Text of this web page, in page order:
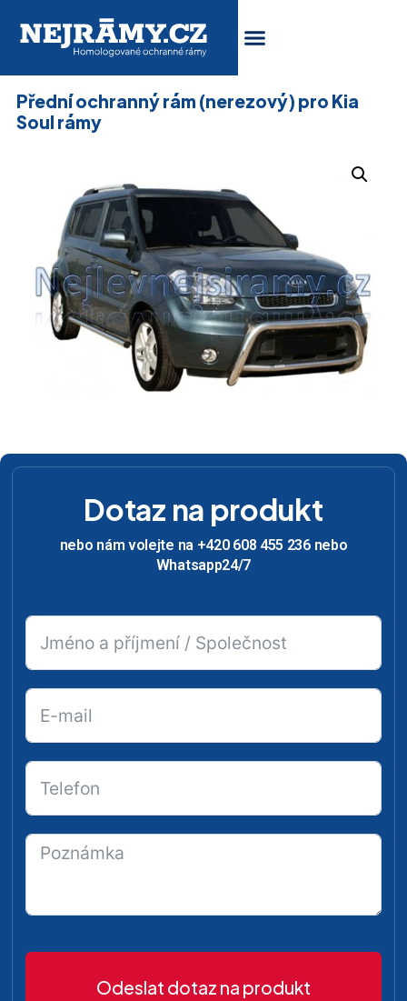
Přední ochranný rám (nerezový) pro Kia
Soul rámy
Dotaz na produkt
nebo nám volejte na +420 608 455 236 nebo
Whatsapp24/7
Odeslat dotaz na produkt